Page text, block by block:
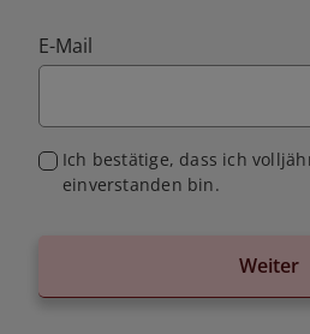
E-Mail
Ich bestätige, dass ich
einverstanden bin.
Weiter